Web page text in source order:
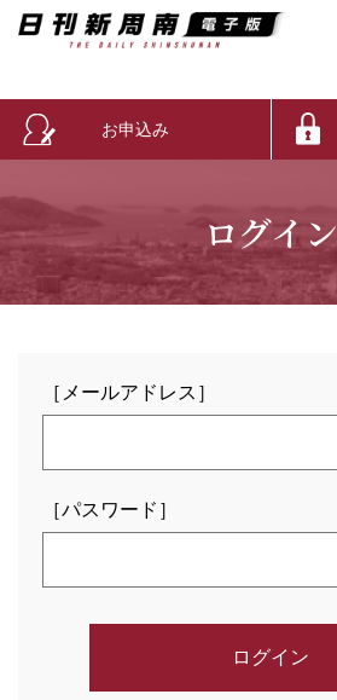
お申込み
ログイン
［メールアドレス］
［パスワード］
ログイン